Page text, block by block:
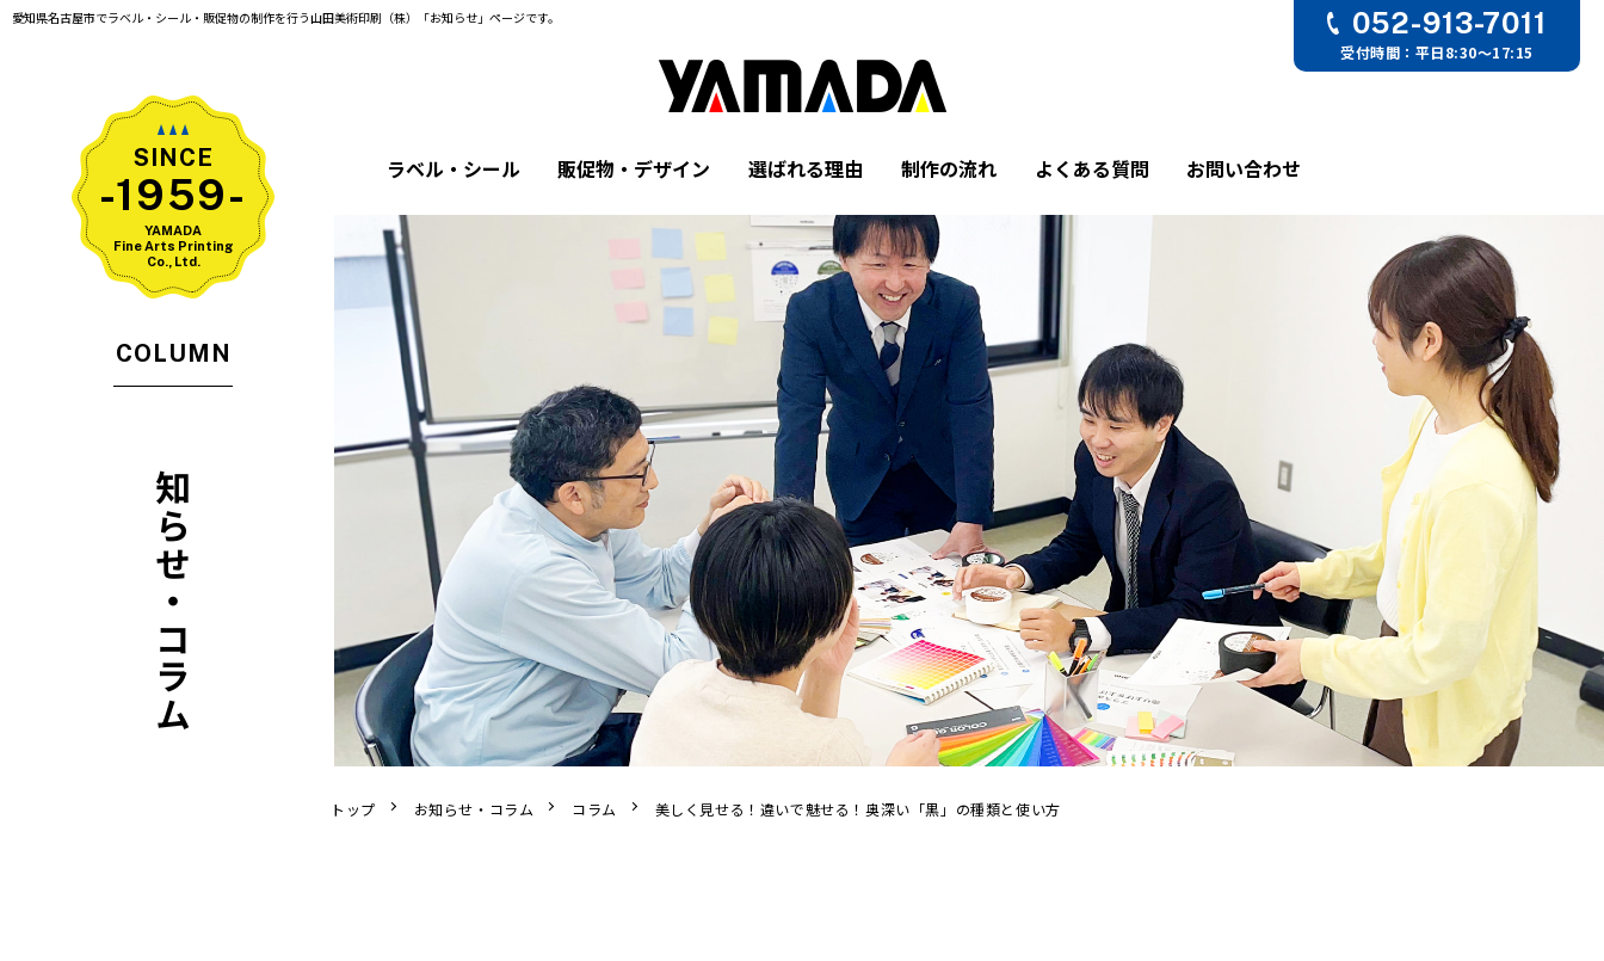
愛知県名古屋市でラベル・シール・販促物の制作を行う山田美術印刷（株）「お知らせ」ページです。 052-913-7011
受付時間：平日8:30〜17:15
ラベル・シール 販促物・デザイン 選ばれる理由 制作の流れ よくある質問 お問い合わせ
トップ お知らせ・コラム コラム 美しく見せる！違いで魅せる！奥深い「黒」の種類と使い方
SINCE
-1959-
YAMADA
Fine Arts Printing
Co., Ltd.
COLUMN
お知らせ・コラム